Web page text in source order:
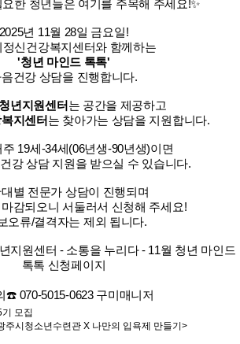
한 청년들은 여기를 주목해 주세요!✨
2025년 11월 28일 금요일!
정신건강복지센터와 함께하는
'청년 마인드 톡톡'
건강 상담을 진행합니다.
년지원센터는 공간을 제공하고
지센터는 찾아가는 상담을 지원합니다.
주 19세-34세(06년생-90년생)이면
강 상담 지원을 받으실 수 있습니다.
별 전문가 상담이 진행되며
감되오니 서둘러서 신청해 주세요!
오류/결격자는 제외 됩니다.
지원센터 - 소통을 누리다 - 11월 청년 마인드
톡톡 신청페이지
☎️ 070-5015-0623 구미매니저
모집
주시청소년수련관 X 나만의 입욕제 만들기>